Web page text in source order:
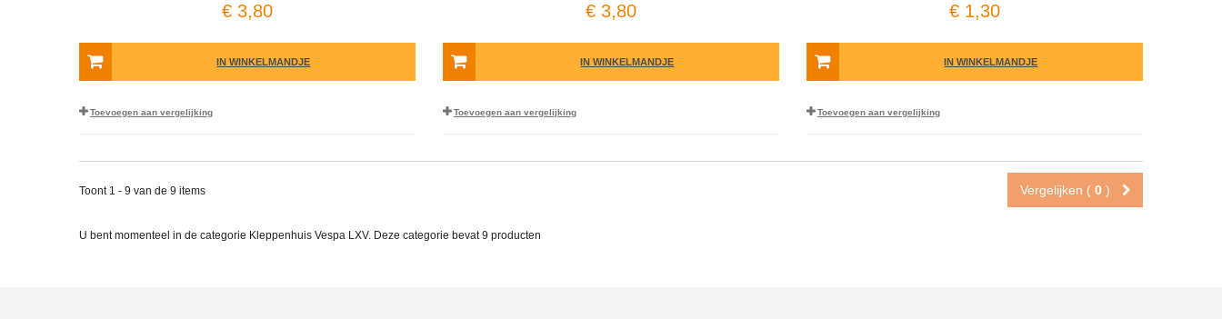
€ 3,80
IN WINKELMANDJE
Toevoegen aan vergelijking
€ 3,80
IN WINKELMANDJE
Toevoegen aan vergelijking
€ 1,30
IN WINKELMANDJE
Toevoegen aan vergelijking
Vergelijken ( 0 )
Toont 1 - 9 van de 9 items
U bent momenteel in de categorie Kleppenhuis Vespa LXV. Deze categorie bevat9 producten